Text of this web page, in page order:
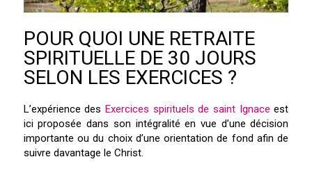
POUR QUOI UNE RETRAITE
SPIRITUELLE DE 30 JOURS
SELON LES EXERCICES ?
L’expérience des Exercices spirituels de saint Ignaceest
ici proposée dans son intégralité en vue d’une décision
importante ou du choix d’une orientation de fond afin de
suivre davantage le Christ.